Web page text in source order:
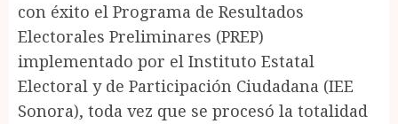
con éxito el Programa de Resultados
Electorales Preliminares (PREP)
implementado por el Instituto Estatal
Electoral y de Participación Ciudadana (IEE
Sonora), toda vez que se procesó la totalidad